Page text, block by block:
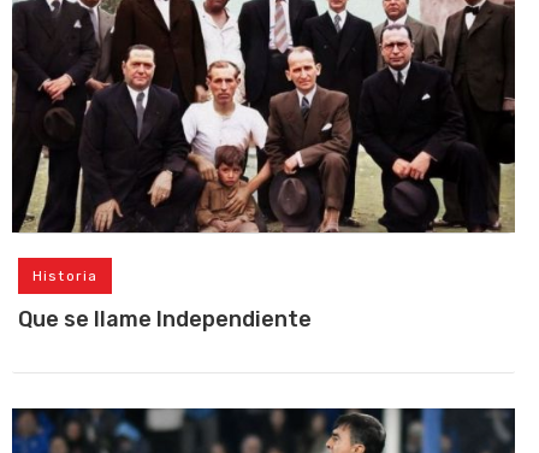
Historia
Que se llame Independiente